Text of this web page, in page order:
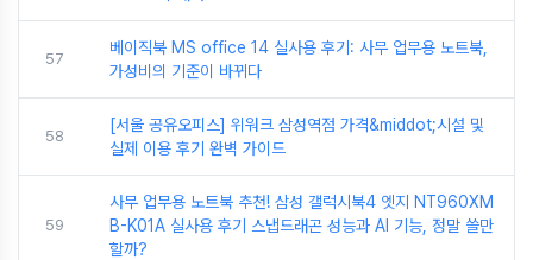
57
베이직북 MS office 14 실사용 후기: 사무 업무용 노트북,
가성비의 기준이 바뀌다
58
[서울 공유오피스] 위워크 삼성역점 가격&middot;시설 및
실제 이용 후기 완벽 가이드
59
사무 업무용 노트북 추천! 삼성 갤럭시북4 엣지 NT960XM
B-K01A 실사용 후기 스냅드래곤 성능과 AI 기능, 정말 쓸만
할까?